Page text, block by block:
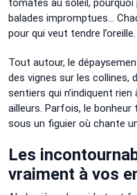
tomates au soleil, pourquoi
balades impromptues…
pour qui veut tendre l’oreille.
Tout autour, le
des vignes sur les collines,
sentiers qui n’indiquent
ailleurs. Parfois, le
sous un figuier où chante
Les
vraiment à vos